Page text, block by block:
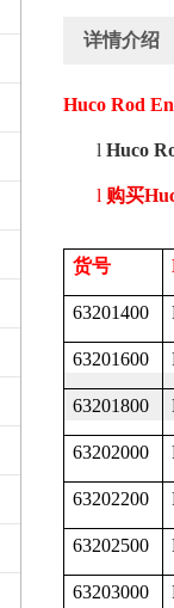
详情介绍
Huco Rod
l Huco
l 购买
货号
63201400
63201600
63201800
63202000
63202200
63202500
63203000